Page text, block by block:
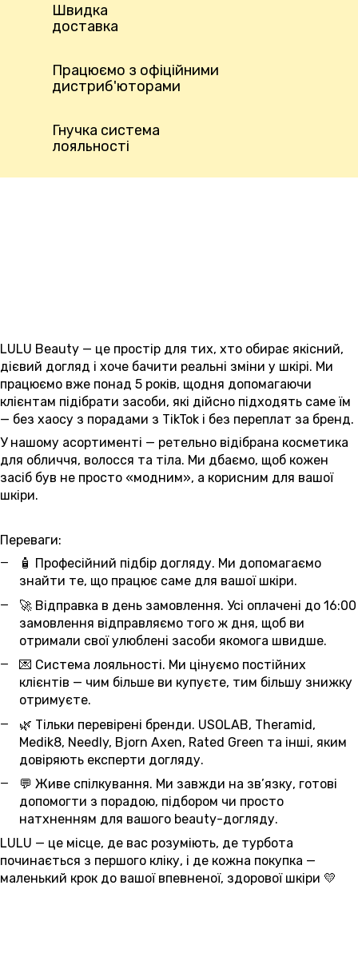
Швидка
доставка
Працюємо з офіційними
дистриб'юторами
Гнучка система
лояльності
LULU Beauty — це простір для тих, хто обирає якісний,
дієвий догляд і хоче бачити реальні зміни у шкірі. Ми
працюємо вже понад 5 років, щодня допомагаючи
клієнтам підібрати засоби, які дійсно підходять саме їм
— без хаосу з порадами з TikTok і без переплат за бренд.
У нашому асортименті — ретельно відібрана косметика
для обличчя, волосся та тіла. Ми дбаємо, щоб кожен
засіб був не просто «модним», а корисним для вашої
шкіри.
Переваги:
🧴 Професійний підбір догляду. Ми допомагаємо
знайти те, що працює саме для вашої шкіри.
🚀 Відправка в день замовлення. Усі оплачені до 16:00
замовлення відправляємо того ж дня, щоб ви
отримали свої улюблені засоби якомога швидше.
💌 Система лояльності. Ми цінуємо постійних
клієнтів — чим більше ви купуєте, тим більшу знижку
отримуєте.
🌿 Тільки перевірені бренди. USOLAB, Theramid,
Medik8, Needly, Bjorn Axen, Rated Green та інші, яким
довіряють експерти догляду.
💬 Живе спілкування. Ми завжди на зв’язку, готові
допомогти з порадою, підбором чи просто
натхненням для вашого beauty-догляду.
LULU — це місце, де вас розуміють, де турбота
починається з першого кліку, і де кожна покупка —
маленький крок до вашої впевненої, здорової шкіри 💛